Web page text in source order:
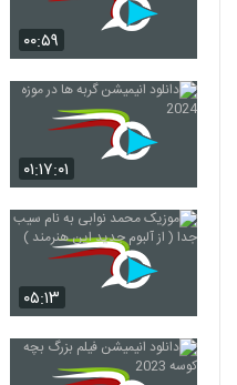
۰۰:۵۹
۰۱:۱۷:۰۱
۰۵:۱۳